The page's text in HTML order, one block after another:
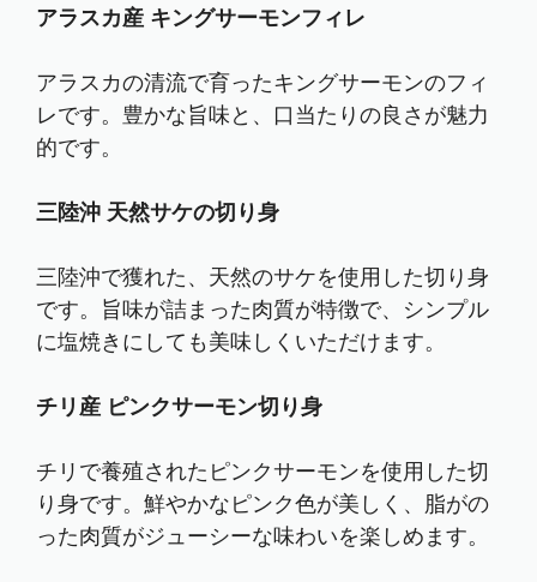
アラスカ産 キングサーモンフィレ
アラスカの清流で育ったキングサーモンのフィ
レです。豊かな旨味と、口当たりの良さが魅力
的です。
三陸沖 天然サケの切り身
三陸沖で獲れた、天然のサケを使用した切り身
です。旨味が詰まった肉質が特徴で、シンプル
に塩焼きにしても美味しくいただけます。
チリ産 ピンクサーモン切り身
チリで養殖されたピンクサーモンを使用した切
り身です。鮮やかなピンク色が美しく、脂がの
った肉質がジューシーな味わいを楽しめます。